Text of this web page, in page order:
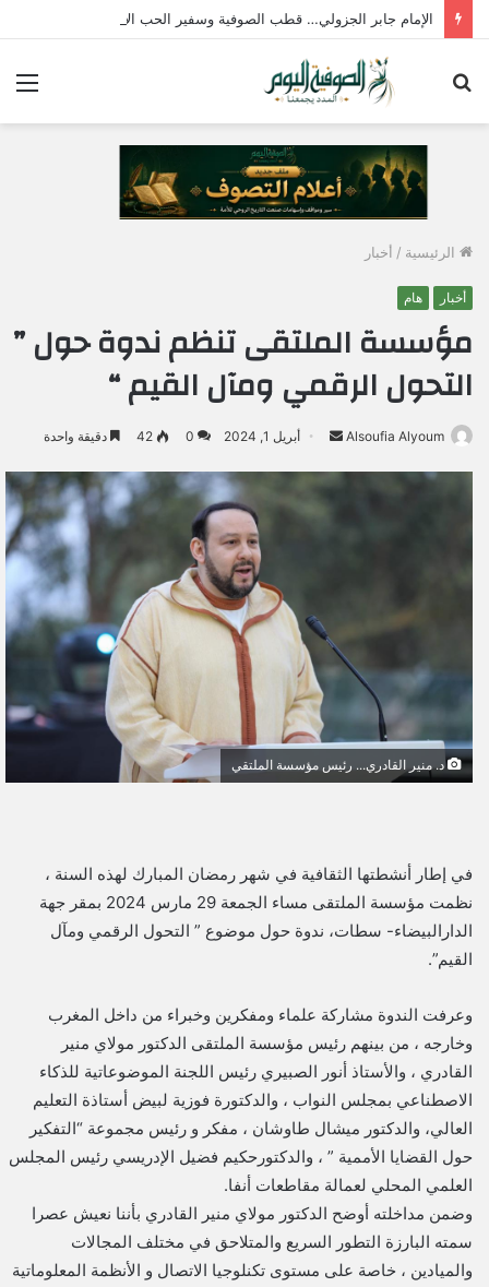
الإمام جابر الجزولي… قطب الصوفية وسفير الحب الإلهي في مصر
الرئيسية / أخبار
أخبار هام
مؤسسة الملتقى تنظم ندوة حول ”
التحول الرقمي ومآل القيم “
Alsoufia Alyoum
س
ا
ك
ت
ر
ا
أبريل 1, 2024 0
42 دقيقة واحدة
د. منير القادري... رئيس مؤسسة الملتقي
في إطار أنشطتها الثقافية في شهر رمضان المبارك لهذه السنة ،
نظمت مؤسسة الملتقى مساء الجمعة 29 مارس 2024 بمقر جهة
الدارالبيضاء- سطات، ندوة حول موضوع ” التحول الرقمي ومآل
القيم”.
وعرفت الندوة مشاركة علماء ومفكرين وخبراء من داخل المغرب
وخارجه ، من بينهم رئيس مؤسسة الملتقى الدكتور مولاي منير
القادري ، والأستاذ أنور الصبيري رئيس اللجنة الموضوعاتية للذكاء
الاصطناعي بمجلس النواب ، والدكتورة فوزية لبيض أستاذة التعليم
العالي، والدكتور ميشال طاوشان ، مفكر و رئيس مجموعة “التفكير
حول القضايا الأممية ” ، والدكتورحكيم فضيل الإدريسي رئيس المجلس
العلمي المحلي لعمالة مقاطعات أنفا.
وضمن مداخلته أوضح الدكتور مولاي منير القادري بأننا نعيش عصرا
سمته البارزة التطور السريع والمتلاحق في مختلف المجالات
والميادين ، خاصة على مستوى تكنلوجيا الاتصال و الأنظمة المعلوماتية